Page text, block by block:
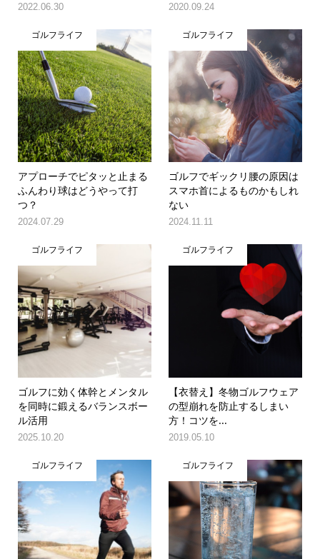
2022.06.30 2020.09.24
ゴルフライフ
アプローチでピタッと止まる
ふんわり球はどうやって打
つ？
2024.07.29
ゴルフライフ
ゴルフでギックリ腰の原因は
スマホ首によるものかもしれ
ない
2024.11.11
ゴルフライフ
ゴルフに効く体幹とメンタル
を同時に鍛えるバランスボー
ル活用
2025.10.20
ゴルフライフ
【衣替え】冬物ゴルフウェア
の型崩れを防止するしまい
方！コツを...
2019.05.10
ゴルフライフ ゴルフライフ